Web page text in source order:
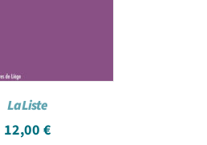
La Liste
12,00 €